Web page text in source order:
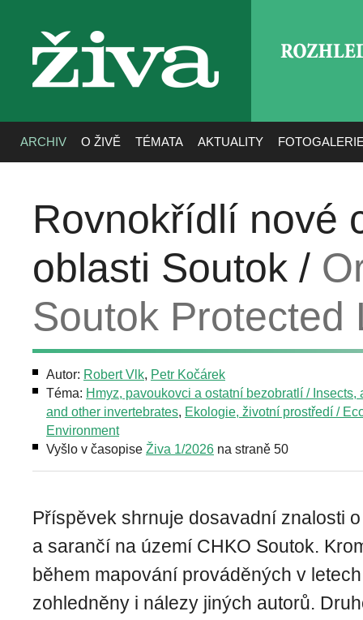
živa
ARCHIV O ŽIVĚ TÉMATA AKTUALITY
Rovnokřídlí nové
oblasti Soutok /
Soutok Protected
Autor: Robert Vlk, Petr Kočárek
Téma: Hmyz, pavoukovci a ostatní bezobratlí / Insects,
and other invertebrates, Ekologie, životní prostředí /
Environment
Vyšlo v časopise Živa 1/2026 na straně 50
Příspěvek shrnuje dosavadní znalosti
a sarančí na území CHKO Soutok.
během mapování prováděných v
zohledněny i nálezy jiných autorů.